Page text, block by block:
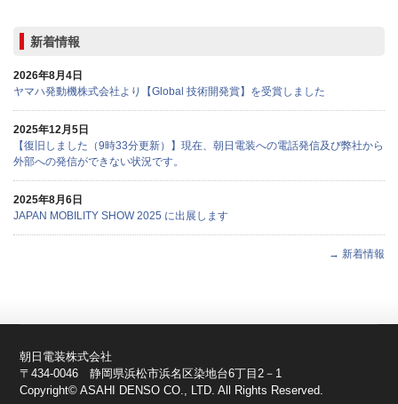
新着情報
2026年8月4日
ヤマハ発動機株式会社より【Global 技術開発賞】を受賞しました
2025年12月5日
【復旧しました（9時33分更新）】現在、朝日電装への電話発信及び弊社から
外部への発信ができない状況です。
2025年8月6日
JAPAN MOBILITY SHOW 2025 に出展します
→ 新着情報
朝日電装株式会社
〒434-0046 静岡県浜松市浜名区染地台6丁目2－1
Copyright© ASAHI DENSO CO., LTD. All Rights Reserved.